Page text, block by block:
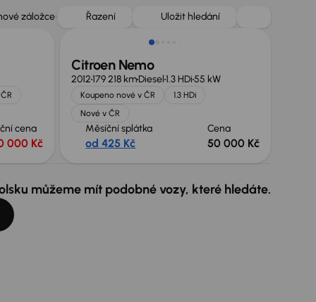
záložce Řazení Uložit hledání
cena
000 Kč
Citroen Nemo
2012179 218 kmDiesel1.3 HDi55 kW
Koupeno nové v ČR
1.3 HDi
Nové v ČR
Měsíční splátka
od 425 Kč
Cena
50 000 Kč
můžeme mít podobné vozy, které hledáte.